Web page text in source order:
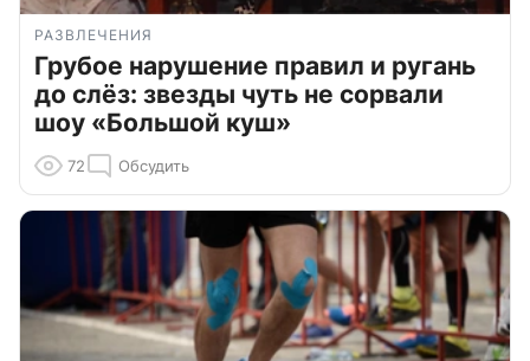
РАЗВЛЕЧЕНИЯ
Грубое нарушение правил и ругань
до слёз: звезды чуть не сорвали
шоу «Большой куш»
72 Обсудить